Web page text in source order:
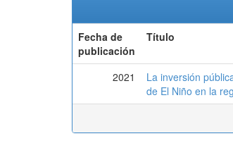
Fecha de
publicación
Título
2021
La inversión
de El Niño en la